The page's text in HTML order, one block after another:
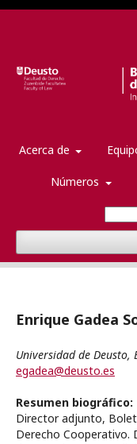
Acerca de
Números
Enrique Gadea
Universidad de Deusto,
egadea@deusto.es
Resumen biográfico:
Director adjunto,
Derecho Cooperativo.